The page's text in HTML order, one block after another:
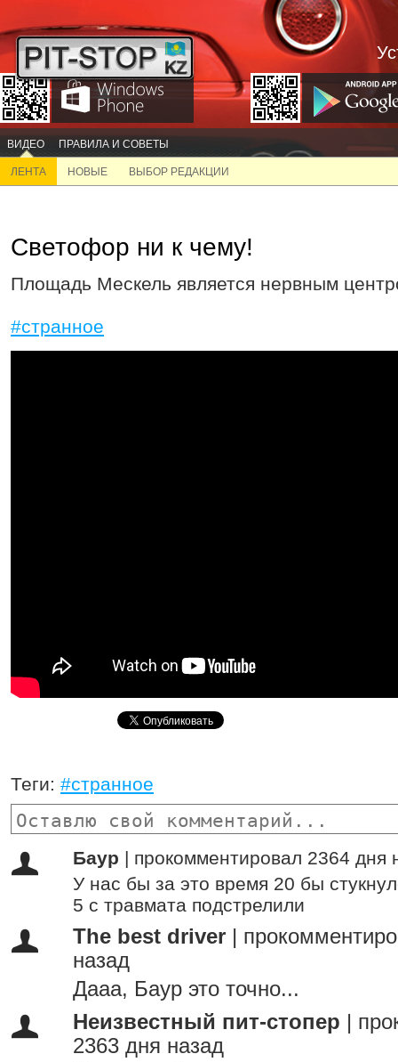
ВИДЕО ПРАВИЛА И СОВЕТЫ
ЛЕНТА НОВЫЕ ВЫБОР РЕДАКЦИИ
Светофор ни к чему!
Площадь Мескель является нервным
#странное
Теги: #странное
Баур | прокомментировал 2364 дня
У нас бы за это время 20 бы
5 с травмата подстрелили
The best driver
назад
Дааа, Баур это точно...
Неизвестный пит-стопер
2363 дня назад